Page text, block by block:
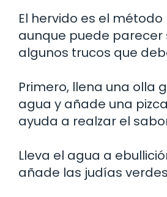
El hervido es el
aunque puede parecer
algunos trucos que
Primero, llena una olla
agua y añade una
ayuda a realzar el
Lleva el agua a
añade las judías